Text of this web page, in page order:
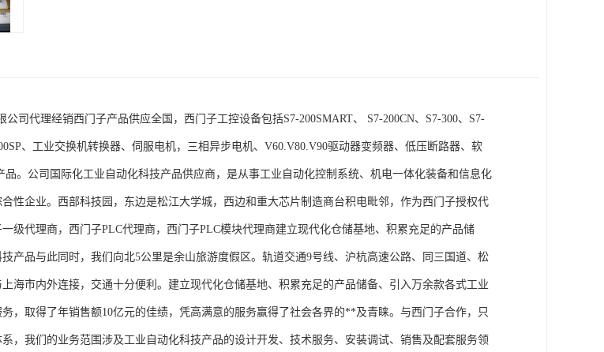
理经销西门子产品供应全国，西门子工控设备包括S7-200SMART、 S7-200CN、S7-300、S7-
、工业交换机转换器、伺服电机，三相异步电机、V60.V80.V90驱动器变频器、低压断路器、软
品。公司国际化工业自动化科技产品供应商，是从事工业自动化控制系统、机电一体化装备和信息化
性企业。西部科技园，东边是松江大学城，西边和重大芯片制造商台积电毗邻，作为西门子授权代
级代理商，西门子PLC代理商，西门子PLC模块代理商建立现代化仓储基地、积累充足的产品储
产品与此同时，我们向北5公里是余山旅游度假区。轨道交通9号线、沪杭高速公路、同三国道、松
海市内外连接，交通十分便利。建立现代化仓储基地、积累充足的产品储备、引入万余款各式工业
，取得了年销售额10亿元的佳绩，凭高满意的服务赢得了社会各界的**及青睐。与西门子合作，只
，我们的业务范围涉及工业自动化科技产品的设计开发、技术服务、安装调试、销售及配套服务领